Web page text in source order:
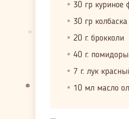
30 гр куриное
30 гр
20 г. брокколи
40 г. помидоры
7 г. лук
10 мл масло